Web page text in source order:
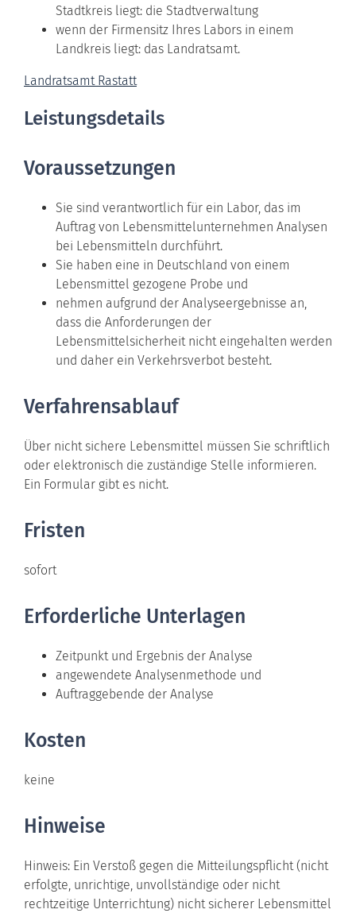
Stadtkreis liegt: die Stadtverwaltung
wenn der Firmensitz Ihres Labors in einem
Landkreis liegt: das Landratsamt.
Landratsamt Rastatt
Leistungsdetails
Voraussetzungen
Sie sind verantwortlich für ein Labor, das im
Auftrag von Lebensmittelunternehmen Analysen
bei Lebensmitteln durchführt.
Sie haben eine in Deutschland von einem
Lebensmittel gezogene Probe und
nehmen aufgrund der Analyseergebnisse an,
dass die Anforderungen der
Lebensmittelsicherheit nicht eingehalten werden
und daher ein Verkehrsverbot besteht.
Verfahrensablauf
Über nicht sichere Lebensmittel müssen Sie schriftlich
oder elektronisch die zuständige Stelle informieren.
Ein Formular gibt es nicht.
Fristen
sofort
Erforderliche Unterlagen
Zeitpunkt und Ergebnis der Analyse
angewendete Analysenmethode und
Auftraggebende der Analyse
Kosten
keine
Hinweise
Hinweis: Ein Verstoß gegen die Mitteilungspflicht (nicht
erfolgte, unrichtige, unvollständige oder nicht
rechtzeitige Unterrichtung) nicht sicherer Lebensmittel